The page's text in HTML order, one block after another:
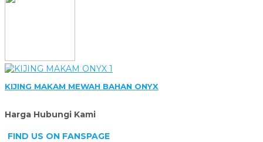
KIJING MAKAM MEWAH BAHAN ONYX
Harga Hubungi Kami
FIND US ON FANSPAGE